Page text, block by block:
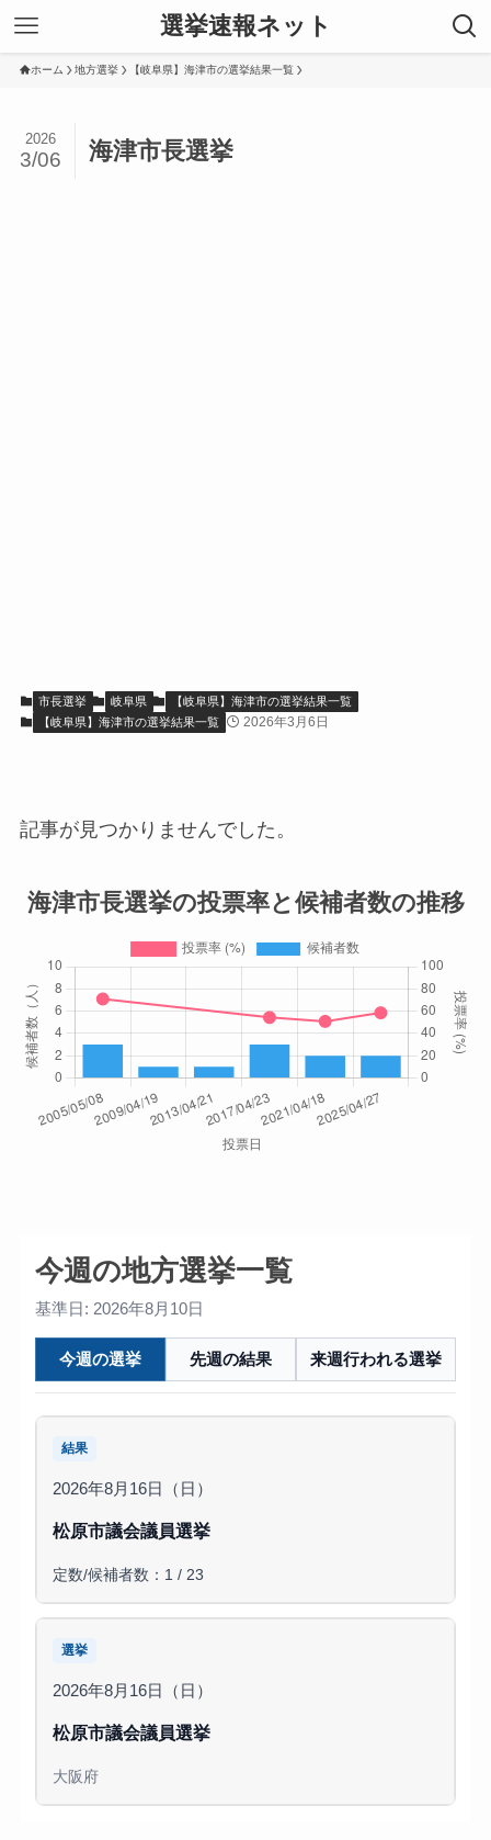
選挙速報ネット
ホーム 地方選挙 【岐阜県】海津市の選挙結果一覧
海津市長選挙
2026
3/06
市長選挙 岐阜県
【岐阜県】海津市の選挙結果一覧
【岐阜県】海津市の選挙結果一覧
2026年3月6日
記事が見つかりませんでした。
海津市長選挙の投票率と候補者数の推移
今週の地方選挙一覧
基準日: 2026年8月10日
今週の選挙 先週の結果 来週行われる選挙
結果
2026年8月16日（日）
松原市議会議員選挙
定数/候補者数：1 / 23
選挙
2026年8月16日（日）
松原市議会議員選挙
大阪府